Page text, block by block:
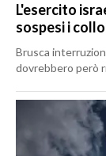
L'esercito
sospesi i
Brusca
dovrebbero però